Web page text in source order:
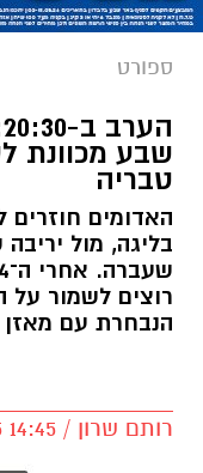
ספורט
שבע מכוונת
טבריה
האדומים
בליגה, מול
רוצים לשמור על
הנבחרת עם
רותם שרון / 14:45 30.08.25